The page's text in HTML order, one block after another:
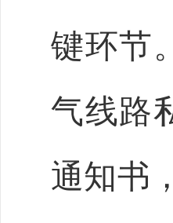
键环节
气线路
通知书